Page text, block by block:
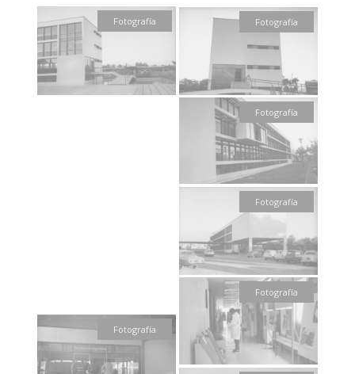
Fotografía Fotografía
Fotografía
Fotografía
Fotografía
Fotografía